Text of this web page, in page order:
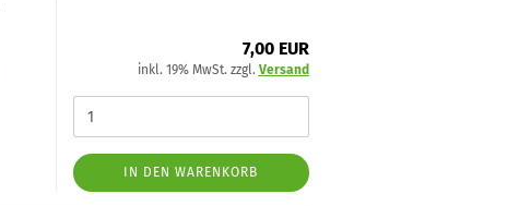
7,00 EUR
inkl. 19% MwSt. zzgl. Versand
IN DEN WARENKORB